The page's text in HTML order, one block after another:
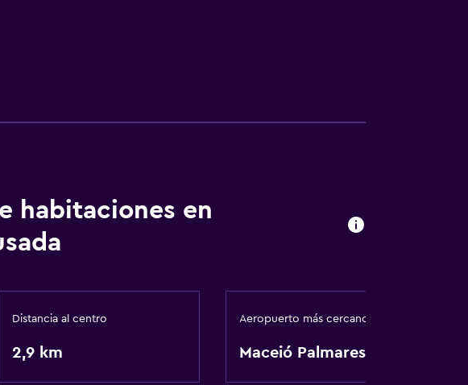
habitaciones en
Distancia al centro
2,9 km
Aeropuerto más cercano
Maceió Palmares